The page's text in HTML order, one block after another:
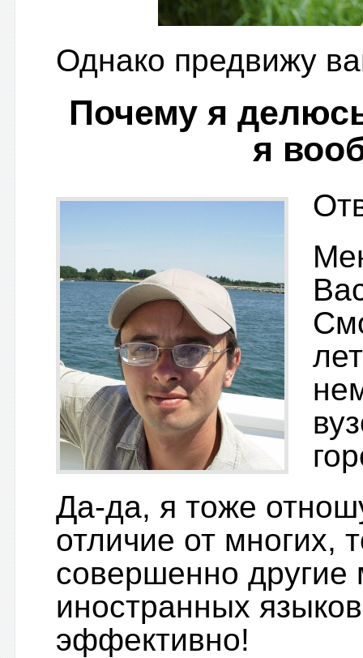
Однако предвижу
Почему я
я
Да-да, я тоже
отличие от многих,
совершенно другие
иностранных
эффективно!